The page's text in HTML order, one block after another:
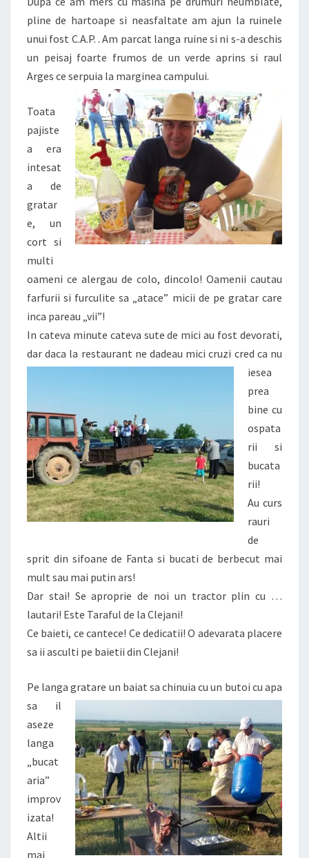
pline de hartoape si neasfaltate am ajun la ruinele
unui fost C.A.P. . Am parcat langa ruine si ni s-a deschis
un peisaj foarte frumos de un verde aprins si raul
Arges ce serpuia la marginea campului.
Toata
pajiste
a era
intesat
a de
gratar
e, un
cort si
multi
oameni ce alergau de colo, dincolo! Oamenii cautau
farfurii si furculite sa „atace” micii de pe gratar care
inca pareau „vii”!
In cateva minute cateva sute de mici au fost devorati,
dar daca la restaurant ne dadeau mici cruzi cred ca nu
iesea
prea
bine cu
ospata
rii si
bucata
rii!
Au curs
rauri
de
sprit din sifoane de Fanta si bucati de berbecut mai
mult sau mai putin ars!
Dar stai! Se aproprie de noi un tractor plin cu …
lautari! Este Taraful de la Clejani!
Ce baieti, ce cantece! Ce dedicatii! O adevarata placere
sa ii asculti pe baietii din Clejani!
Pe langa gratare un baiat sa chinuia cu un butoi cu apa
sa il
aseze
langa
„bucat
aria”
improv
izata!
Altii
mai